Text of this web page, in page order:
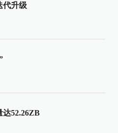
代升级
达52.26ZB